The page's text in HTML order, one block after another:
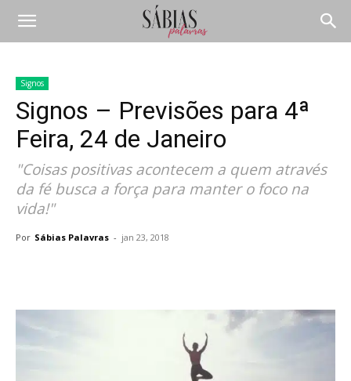
Signos
Signos – Previsões para 4ª
Feira, 24 de Janeiro
"Coisas positivas acontecem a quem através
da fé busca a força para manter o foco na
vida!"
Por Sábias Palavras - jan 23, 2018